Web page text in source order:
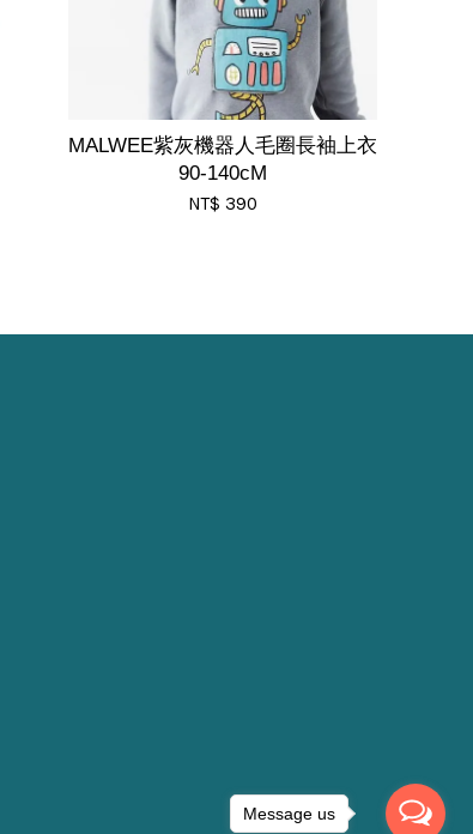
MALWEE紫灰機器人毛圈長袖上衣
90-140cM
NT$ 390
Message us